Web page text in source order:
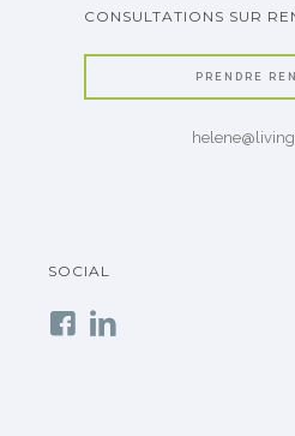
CONSULTATIONS SUR
PRENDRE
SOCIAL